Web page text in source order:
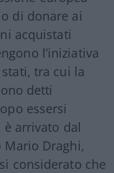
di donare ai
acquistati
l’iniziativa
tra cui la
detti
essersi
arrivato dal
Draghi,
considerato che